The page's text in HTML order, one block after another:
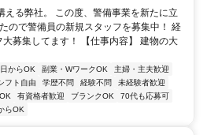
える弊社。 この度、警備事業を新たに立
ので警備員の新規スタッフを募集中！ 経
募集してます！ 【仕事内容】 建物の大
からOK 副業・WワークOK
主婦・主夫歓迎
フト自由 学歴不問 経験不問
未経験者歓迎
有資格者歓迎 ブランクOK
70代も応募可
らOK